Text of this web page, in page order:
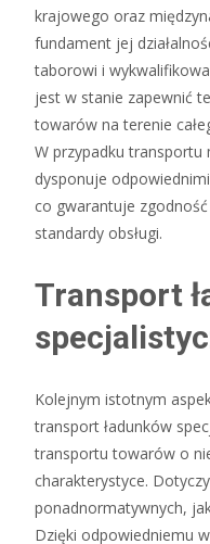
krajowego oraz
fundament jej
taborowi i
jest w stanie zapewnić
towarów na terenie
W przypadku
dysponuje
co gwarantuje
standardy obsługi.
Transport
Kolejnym istotnym
transport ładunków
transportu towarów o
charakterystyce.
ponadnormatywnych,
Dzięki odpowiedniemu